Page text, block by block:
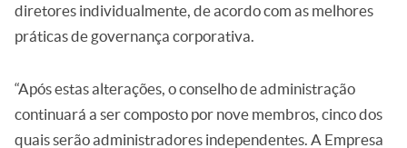
diretores individualmente, de acordo com as melhores
práticas de governança corporativa.
“Após estas alterações, o conselho de administração
continuará a ser composto por nove membros, cinco dos
quais serão administradores independentes. A Empresa